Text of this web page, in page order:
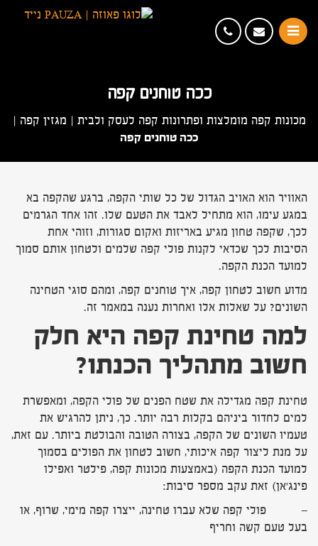
ככה טוחנים קפה
מכונות קפה מומלצות ופתרונות קפה לעסק ולבית מגזין קפה
ככה טוחנים קפה
האוויר הוא האויב הגדול של כל שותי הקפה, ברגע שהקפה בא
במגע עימו, הוא מתחיל לאבד את הטעם שלו. זהו אחד הגרמים
לכך, שקפה טחון מגיע באריזות ואקום סגורות, וזוהי אחת
הסיבות לכך שכדאי לקנות פולי קפה שלמים ולטחון אותם סמוך
למועד הכנת הקפה.
מדוע חשוב לטחון קפה, איך טוחנים קפה, ומהם סוגי הטחינה
השונים? על שאלות אלו ואחרות נענה במאמר זה.
למה טחינת קפה היא חלק
חשוב מתהליך הכנתו?
טחינת קפה מגדילה את שטח הפנים של פולי הקפה, ומאפשרת
למים לחדור ביניהם בקלות רבה יותר. כך, ניתן להרגיש את
טעמיו השונים של הקפה, בצורה הטובה והבולטת ביותר. עם זאת,
על מנת ליצור קפה איכותי, חשוב לטחון את הפולים בסמוך
למועד הכנת הקפה (באמצעות מכונות קפה, פילטר ואפילו
פינג'אן) זאת עקב מספר סיבות:
– פולי קפה שלא עברו טחינה, ייצרו קפה מימי, שרוף, או
בעל טעם קשה וחריף